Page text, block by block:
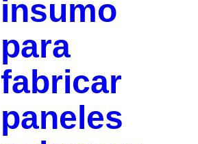
insumo
para
fabricar
paneles